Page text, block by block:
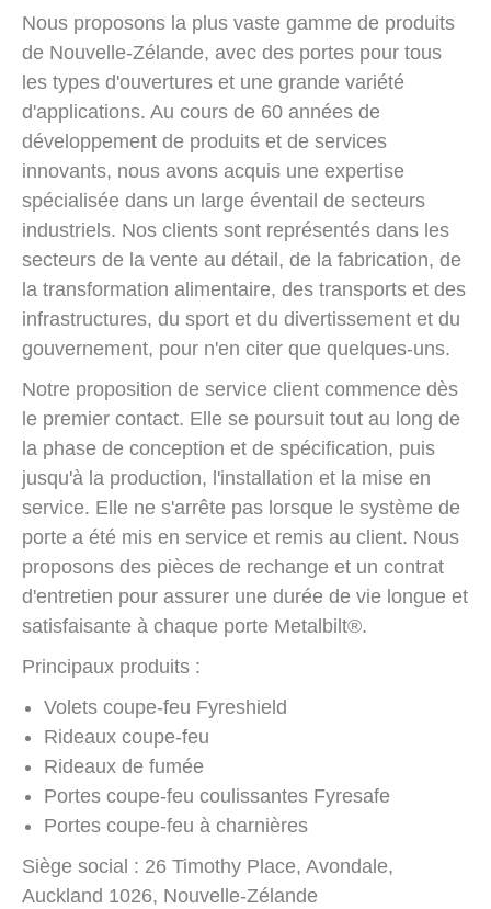
Nous proposons la plus vaste gamme de produits
de Nouvelle-Zélande, avec des portes pour tous
les types d'ouvertures et une grande variété
d'applications. Au cours de 60 années de
développement de produits et de services
innovants, nous avons acquis une expertise
spécialisée dans un large éventail de secteurs
industriels. Nos clients sont représentés dans les
secteurs de la vente au détail, de la fabrication, de
la transformation alimentaire, des transports et des
infrastructures, du sport et du divertissement et du
gouvernement, pour n'en citer que quelques-uns.
Notre proposition de service client commence dès
le premier contact. Elle se poursuit tout au long de
la phase de conception et de spécification, puis
jusqu'à la production, l'installation et la mise en
service. Elle ne s'arrête pas lorsque le système de
porte a été mis en service et remis au client. Nous
proposons des pièces de rechange et un contrat
d'entretien pour assurer une durée de vie longue et
satisfaisante à chaque porte Metalbilt®.
Principaux produits :
Volets coupe-feu Fyreshield
Rideaux coupe-feu
Rideaux de fumée
Portes coupe-feu coulissantes Fyresafe
Portes coupe-feu à charnières
Siège social : 26 Timothy Place, Avondale,
Auckland 1026, Nouvelle-Zélande